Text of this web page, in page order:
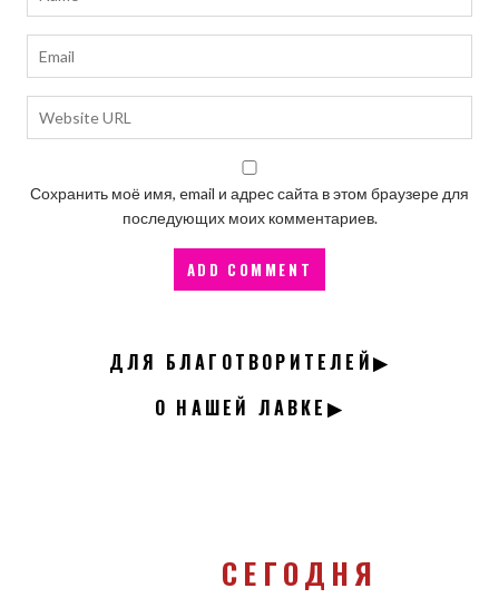
Сохранить моё имя, email и адрес сайта в этом браузере для
последующих моих комментариев.
ДЛЯ БЛАГОТВОРИТЕЛЕЙ▶
О НАШЕЙ ЛАВКЕ▶
СЕГОДНЯ